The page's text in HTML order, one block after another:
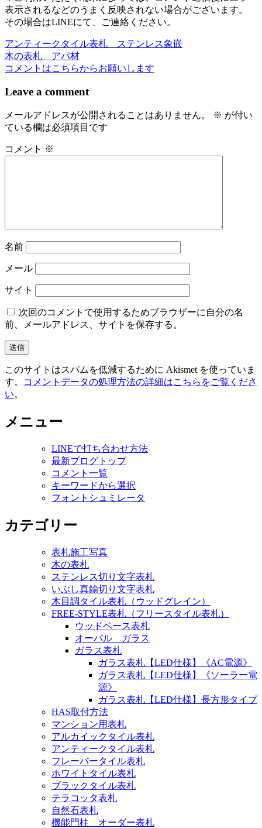
表示されるなどのうまく反映されない場合がございます。
その場合はLINEにて、ご連絡ください。
投
稿
ナ
ゲ
シ
アンティークタイル表札 ステンレス象嵌
木の表札 アパ材
コメントはこちらからお願いします
Leave a comment
メールアドレスが公開されることはありません。 ※ が付い
ている欄は必須項目です
コメント ※
名前
メール
サイト
次回のコメントで使用するためブラウザーに自分の名
前、メールアドレス、サイトを保存する。
このサイトはスパムを低減するために Akismet を使っていま
す。
コメントデータの処理方法の詳細はこちらをご覧くださ
い。
メニュー
LINEで打ち合わせ方法
最新ブログトップ
コメント一覧
キーワードから選択
フォントシュミレータ
カテゴリー
表札施工写真
木の表札
ステンレス切り文字表札
いぶし真鍮切り文字表札
木目調タイル表札（ウッドグレイン）
FREE-STYLE表札（フリースタイル表札）
ウッドベース表札
オーバル ガラス
ガラス表札
ガラス表札【LED仕様】《AC電源》
ガラス表札【LED仕様】《ソーラー電
源》
ガラス表札【LED仕様】長方形タイプ
HAS取付方法
マンション用表札
アルカイックタイル表札
アンティークタイル表札
フレーバータイル表札
ホワイトタイル表札
ブラックタイル表札
テラコッタ表札
自然石表札
機能門柱 オーダー表札